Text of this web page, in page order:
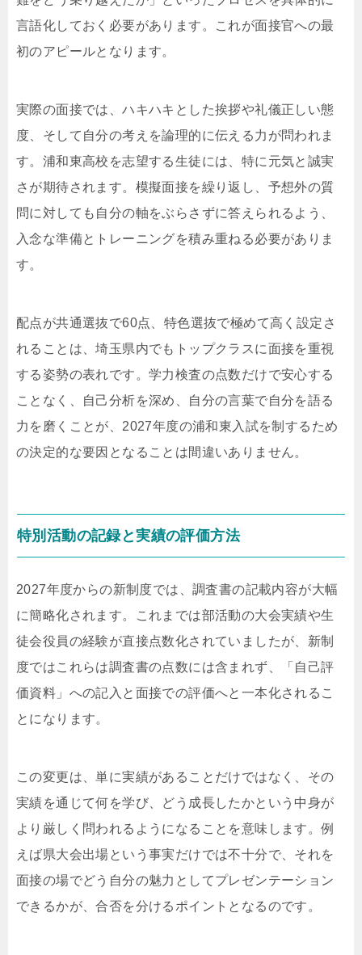
言語化しておく必要があります。これが面接官への最
初のアピールとなります。
実際の面接では、ハキハキとした挨拶や礼儀正しい態
度、そして自分の考えを論理的に伝える力が問われま
す。浦和東高校を志望する生徒には、特に元気と誠実
さが期待されます。模擬面接を繰り返し、予想外の質
問に対しても自分の軸をぶらさずに答えられるよう、
入念な準備とトレーニングを積み重ねる必要がありま
す。
配点が共通選抜で60点、特色選抜で極めて高く設定さ
れることは、埼玉県内でもトップクラスに面接を重視
する姿勢の表れです。学力検査の点数だけで安心する
ことなく、自己分析を深め、自分の言葉で自分を語る
力を磨くことが、2027年度の浦和東入試を制するため
の決定的な要因となることは間違いありません。
特別活動の記録と実績の評価方法
2027年度からの新制度では、調査書の記載内容が大幅
に簡略化されます。これまでは部活動の大会実績や生
徒会役員の経験が直接点数化されていましたが、新制
度ではこれらは調査書の点数には含まれず、「自己評
価資料」への記入と面接での評価へと一本化されるこ
とになります。
この変更は、単に実績があることだけではなく、その
実績を通じて何を学び、どう成長したかという中身が
より厳しく問われるようになることを意味します。例
えば県大会出場という事実だけでは不十分で、それを
面接の場でどう自分の魅力としてプレゼンテーション
できるかが、合否を分けるポイントとなるのです。